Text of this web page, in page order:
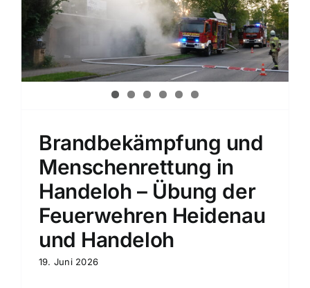
Brandbekämpfung und
Menschenrettung in
Handeloh – Übung der
Feuerwehren Heidenau
und Handeloh
19. Juni 2026